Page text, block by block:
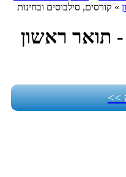
» קורסים, סילבוסים ובחינות
- תואר ראשון
>>